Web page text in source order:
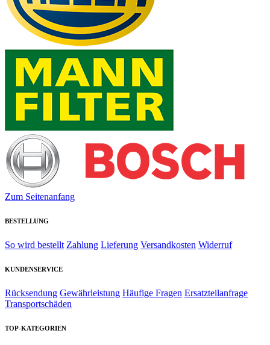
Zum Seitenanfang
BESTELLUNG
So wird bestellt Zahlung Lieferung Versandkosten Widerruf
KUNDENSERVICE
Rücksendung Gewährleistung Häufige Fragen Ersatzteilanfrage
Transportschäden
TOP-KATEGORIEN